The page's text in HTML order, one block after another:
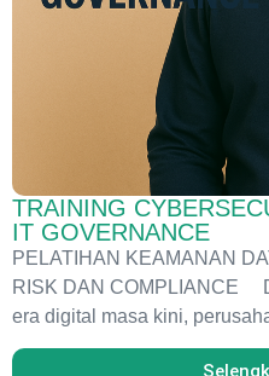
TRAINING
IT GOVERNANCE
PELATIHAN KEAMANAN
RISK DAN COMPLIANCE
era digital masa kini,